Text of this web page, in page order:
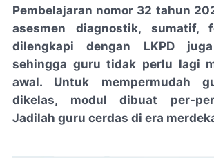
Pembelajaran nomor 32 tahun
asesmen diagnostik, sumatif,
dilengkapi dengan LKPD
sehingga guru tidak perlu lagi
awal. Untuk mempermudah
dikelas, modul dibuat per-
Jadilah guru cerdas di era